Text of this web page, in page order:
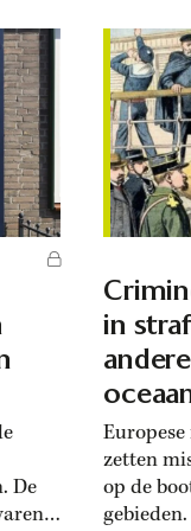
De
in
zetten
op de